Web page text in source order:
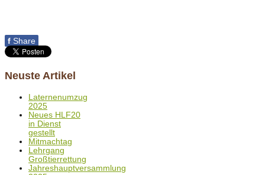
f Share
Neuste Artikel
Laternenumzug
2025
Neues HLF20
in Dienst
gestellt
Mitmachtag
Lehrgang
Großtierrettung
Jahreshauptversammlung